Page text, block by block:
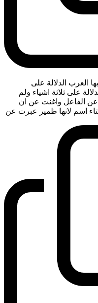
العرب الدلالة على
على ثلاثة اشياء ولم
عن الفاعل واغنت عن ان
اسم لانها ظمير عبرت عن